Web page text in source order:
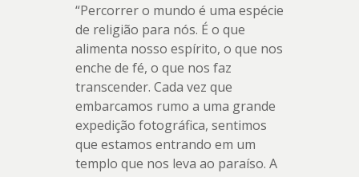
“Percorrer o mundo é uma espécie
de religião para nós. É o que
alimenta nosso espírito, o que nos
enche de fé, o que nos faz
transcender. Cada vez que
embarcamos rumo a uma grande
expedição fotográfica, sentimos
que estamos entrando em um
templo que nos leva ao paraíso. A